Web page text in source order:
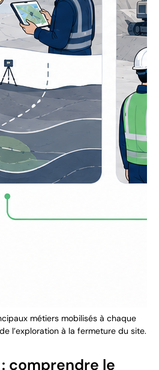
métiers mobilisés à chaque
l’exploration à la fermeture du site.
comprendre le